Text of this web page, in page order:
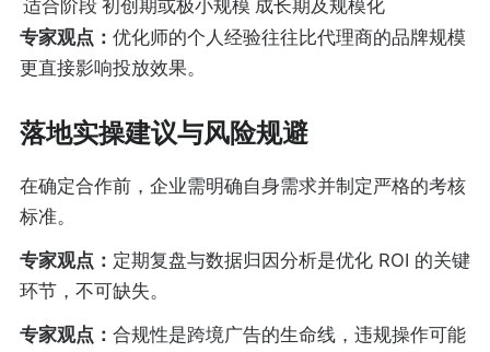
适合阶段 初创期或极小规模 成长期及规模化
专家观点： 优化师的个人经验往往比代理商的品牌规模
更直接影响投放效果。
落地实操建议与风险规避
在确定合作前，企业需明确自身需求并制定严格的考核
标准。
专家观点： 定期复盘与数据归因分析是优化 ROI 的关键
环节，不可缺失。
专家观点： 合规性是跨境广告的生命线，违规操作可能